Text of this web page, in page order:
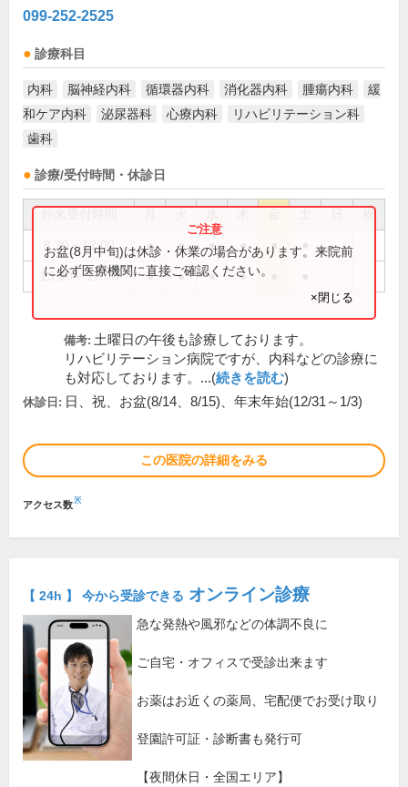
099-252-2525
診療科目
内科 脳神経内科 循環器内科 消化器内科 腫瘍内科
緩
和ケア内科
泌尿器科 心療内科
リハビリテーション科
歯科
診療/受付時間・休診日
祝
8:30～12:00 ● ● ● ● ●
13:30～17:00 ● ● ● ●
お盆(8月中旬)は休診・休業の場合があります。来院前
に必ず医療機関に直接ご確認ください。
×閉じる
備考: 土曜日の午後も診療しております。
リハビリテーション病院ですが、内科などの診療に
も対応しております。...(続きを読む)
休診日: 日、祝、お盆(8/14、8/15)、年末年始(12/31～1/3)
この医院の詳細をみる
アクセス数※
【 24h 】 今から受診できる オンライン診療
急な発熱や風邪などの体調不良に
ご自宅・オフィスで受診出来ます
お薬はお近くの薬局、宅配便でお受け取り
登園許可証・診断書も発行可
【夜間休日・全国エリア】